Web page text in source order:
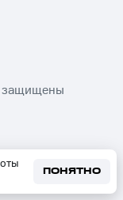
ПОНЯТНО
защищены